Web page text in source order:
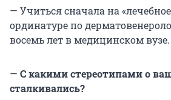
— Учиться сначала на
ординатуре по
восемь лет в медицинском вузе.
— С какими стереотипами о
сталкивались?